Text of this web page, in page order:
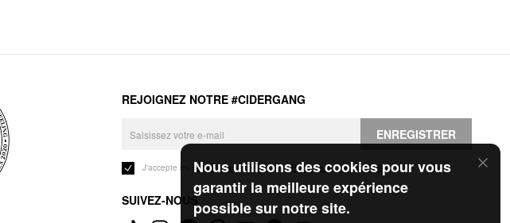
Nous utilisons des cookies pour vous
garantir la meilleure expérience
possible sur notre site.
REJOIGNEZ NOTRE #CIDERGANG
ENREGISTRER
J'accepte les Conditions généraleset laPolitique de confidentialité.
SUIVEZ-NOUS